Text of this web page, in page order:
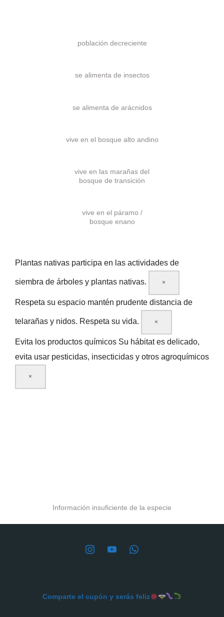
población decreciente
se alimenta de insectos
se alimenta de arácnidos
vive en el bosque alto andino
vive en las marañas del
bosque de transición
vive en el páramo /
bosque enano
Plantas nativas participa en las actividades de
siembra de árboles y plantas nativas. ×
Respeta su espacio mantén prudente distancia de
telarañas y nidos. Respeta su vida. ×
Evita los productos químicos Su hábitat es delicado,
evita usar pesticidas, insecticidas y otros agroquímicos
×
Información insuficiente de la especie
Comparte el cupón y serás feliz